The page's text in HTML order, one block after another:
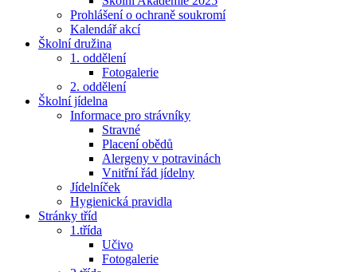
Prohlášení o ochraně soukromí
Kalendář akcí
Školní družina
1. oddělení
Fotogalerie
2. oddělení
Školní jídelna
Informace pro strávníky
Stravné
Placení obědů
Alergeny v potravinách
Vnitřní řád jídelny
Jídelníček
Hygienická pravidla
Stránky tříd
1.třída
Učivo
Fotogalerie